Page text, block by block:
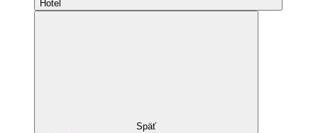
Hotel
Späť